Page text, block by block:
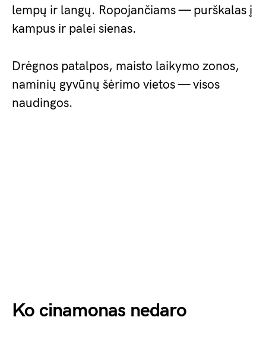
lempų ir langų. Ropojančiams — purškalas į
kampus ir palei sienas.
Drėgnos patalpos, maisto laikymo zonos,
naminių gyvūnų šėrimo vietos — visos
naudingos.
Ko cinamonas nedaro